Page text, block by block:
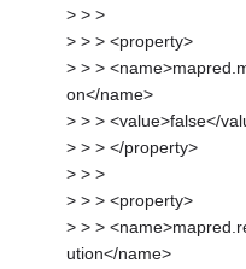
> > >
> > > <property>
> > >
on</name>
> > > <value>false</
> > > </property>
> > >
> > > <property>
> > >
ution</name>